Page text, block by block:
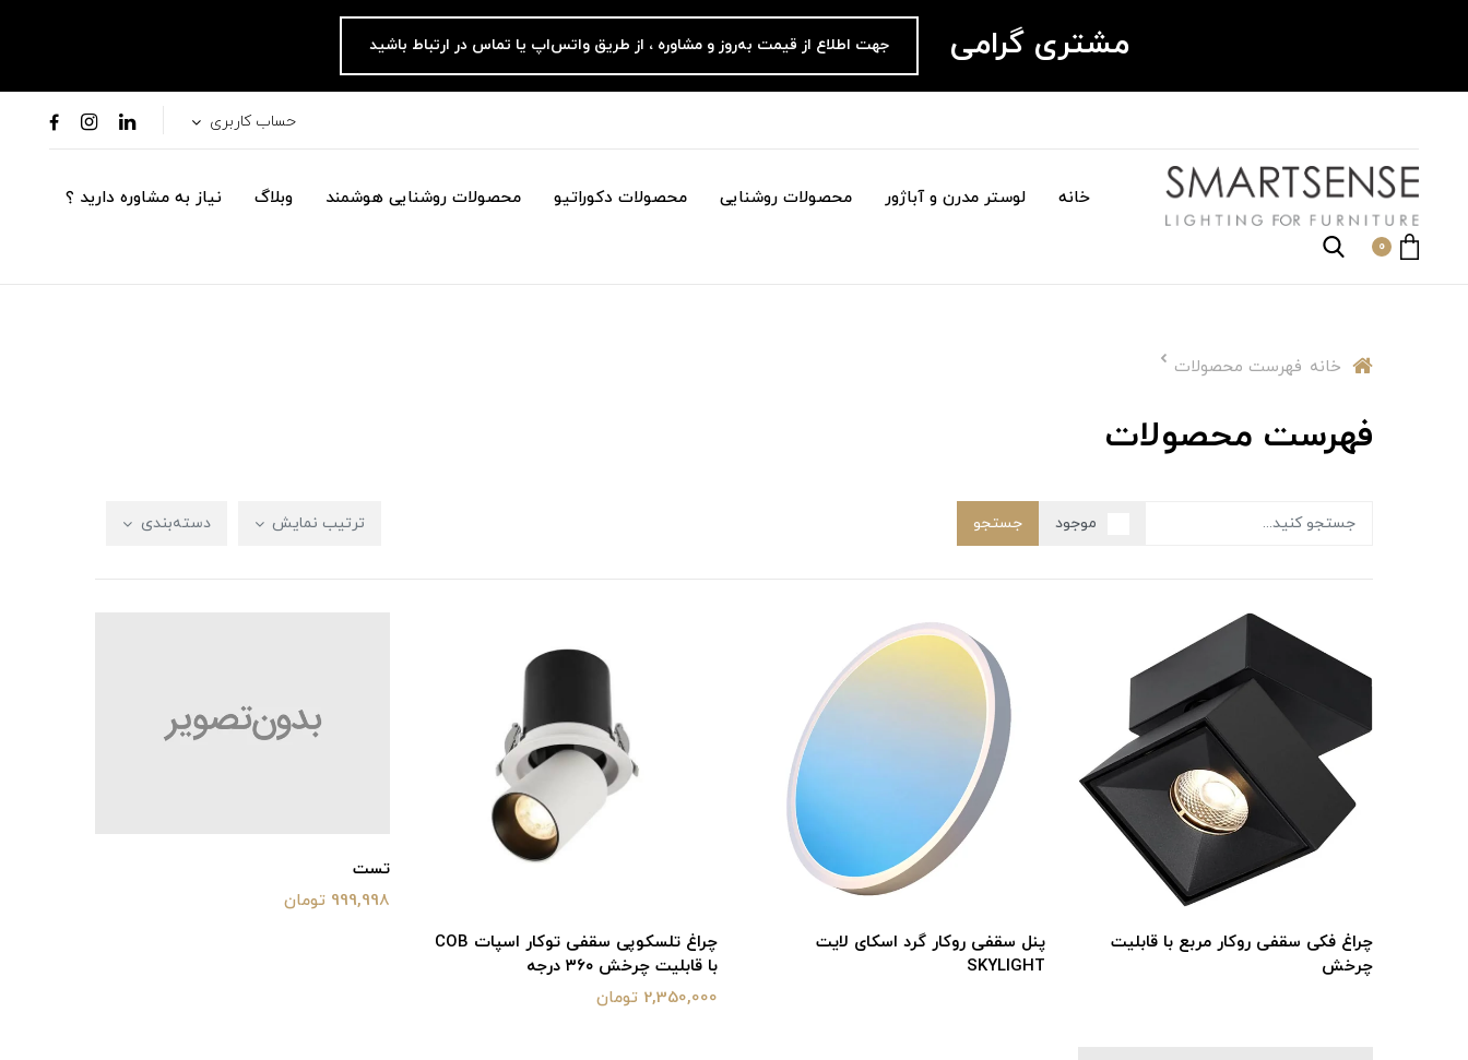
مشتری گرامی جهت اطلاع از قیمت به‌روز و مشاوره ، از طریق واتس‌اپ یا تماس در ارتباط باشید
حساب کاربری
خانه لوستر مدرن و آباژور محصولات روشنایی محصولات دکوراتیو محصولات روشنایی هوشمند وبلاگ نیاز به مشاوره دارید ؟
0
خانه فهرست محصولات
فهرست محصولات
موجود جستجو ترتیب نمایش دسته‌بندی
چراغ فکی سقفی روکار مربع با قابلیت
چرخش
پنل سقفی روکار گرد اسکای لایت
SKYLIGHT
چراغ تلسکوپی سقفی توکار اسپات COB
با قابلیت چرخش ۳۶۰ درجه
2,350,000 تومان
تست
999,998 تومان